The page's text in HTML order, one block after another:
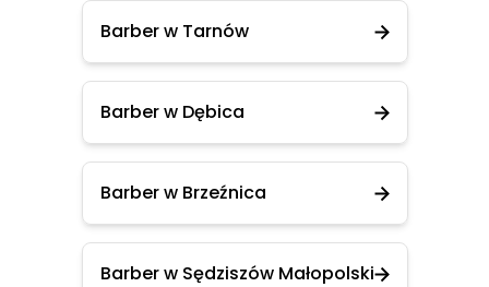
Barber w Tarnów
Barber w Dębica
Barber w Brzeźnica
Barber w Sędziszów Małopolski